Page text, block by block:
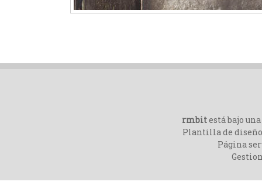
rmbitestá bajo una
Plantilla de
Página